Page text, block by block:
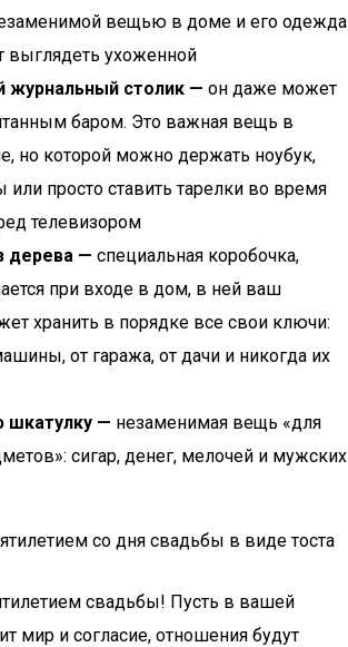
вещью в доме и его одежда
выглядеть ухоженной
журнальный столик — он даже может
баром. Это важная вещь в
но которой можно держать ноубук,
или просто ставить тарелки во время
телевизором
дерева — специальная коробочка,
при входе в дом, в ней ваш
хранить в порядке все свои ключи:
от гаража, от дачи и никогда их
шкатулку — незаменимая вещь «для
сигар, денег, мелочей и мужских
со дня свадьбы в виде тоста
свадьбы! Пусть в вашей
мир и согласие, отношения будут